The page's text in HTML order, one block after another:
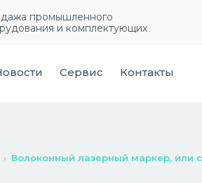
промышленного
и комплектующих
Сервис Контакты
› Волоконный лазерный маркер, или